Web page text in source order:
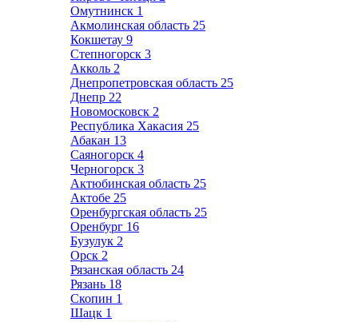
Омутнинск 1
Акмолинская область 25
Кокшетау 9
Степногорск 3
Акколь 2
Днепропетровская область 25
Днепр 22
Новомосковск 2
Республика Хакасия 25
Абакан 13
Саяногорск 4
Черногорск 3
Актюбинская область 25
Актобе 25
Оренбургская область 25
Оренбург 16
Бузулук 2
Орск 2
Рязанская область 24
Рязань 18
Скопин 1
Шацк 1